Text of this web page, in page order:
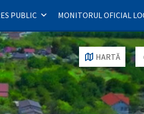
PUBLIC MONITORUL OFICIAL
HARTĂ